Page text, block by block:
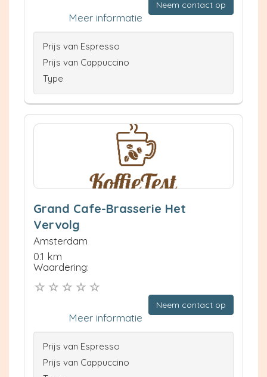
Neem contact op
Meer informatie
Prijs van Espresso
Prijs van Cappuccino
Type
Grand Cafe-Brasserie Het
Vervolg
Amsterdam
0.1 km
Waardering:
Neem contact op
Meer informatie
Prijs van Espresso
Prijs van Cappuccino